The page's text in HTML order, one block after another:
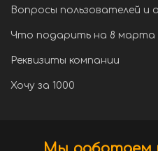
Вопросы пользователей
Что подарить на 8 марта
Реквизиты компании
Хочу за 1000